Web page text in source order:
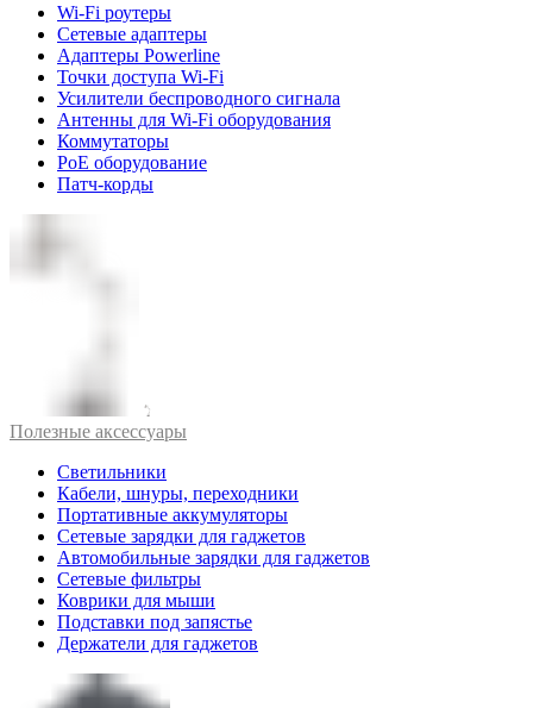
Wi-Fi роутеры
Сетевые адаптеры
Адаптеры Powerline
Точки доступа Wi-Fi
Усилители беспроводного сигнала
Антенны для Wi-Fi оборудования
Коммутаторы
PoE оборудование
Патч-корды
Полезные аксессуары
Светильники
Кабели, шнуры, переходники
Портативные аккумуляторы
Сетевые зарядки для гаджетов
Автомобильные зарядки для гаджетов
Сетевые фильтры
Коврики для мыши
Подставки под запястье
Держатели для гаджетов